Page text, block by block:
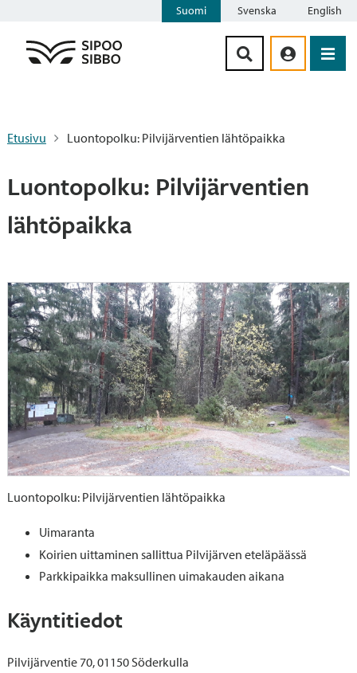
Suomi Svenska English
Etusivu Luontopolku: Pilvijärventien lähtöpaikka
Luontopolku: Pilvijärventien
lähtöpaikka
Luontopolku: Pilvijärventien lähtöpaikka
Uimaranta
Koirien uittaminen sallittua Pilvijärven eteläpäässä
Parkkipaikka maksullinen uimakauden aikana
Käyntitiedot
Pilvijärventie 70, 01150 Söderkulla